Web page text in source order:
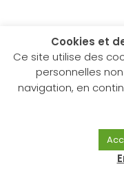
Hacavie ©
Fièrement propulsé
Cookies et
Ce site utilise des
personnelles
navigation, en